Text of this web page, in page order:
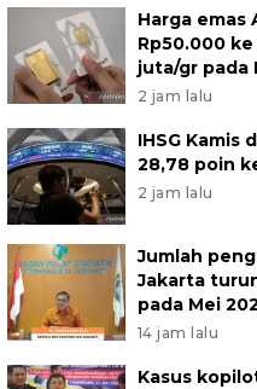
Harga emas
Rp50.000
juta/gr pada
2 jam lalu
IHSG Kamis
28,78 poin
2 jam lalu
Jumlah
Jakarta
pada Mei
14 jam lalu
Kasus